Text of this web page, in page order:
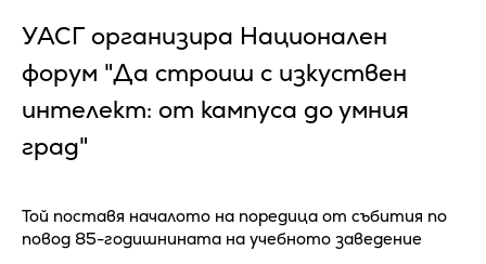
УАСГ организира Национален
форум "Да строиш с изкуствен
интелект: от кампуса до умния
град"
Той поставя началото на поредица от събития по
повод 85-годишнината на учебното заведение